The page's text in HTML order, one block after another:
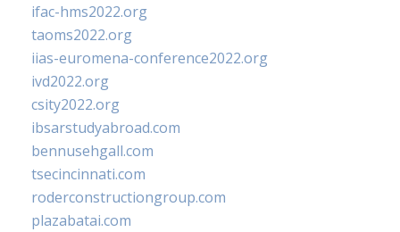
ifac-hms2022.org
taoms2022.org
iias-euromena-conference2022.org
ivd2022.org
csity2022.org
ibsarstudyabroad.com
bennusehgall.com
tsecincinnati.com
roderconstructiongroup.com
plazabatai.com